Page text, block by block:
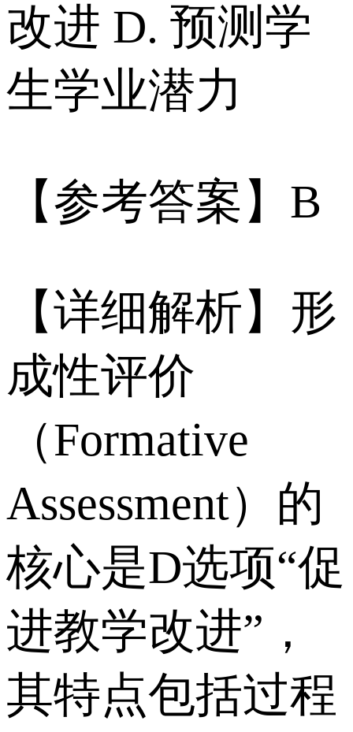
改进 D. 预测学
生学业潜力
【参考答案】B
【详细解析】形
成性评价
（Formative
Assessment）的
核心是D选项“促
进教学改进”，
其特点包括过程